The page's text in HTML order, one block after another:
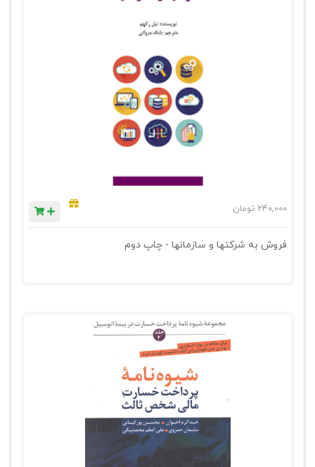
240,000 تومان
فروش به شرکتها و سازمانها - چاپ دوم